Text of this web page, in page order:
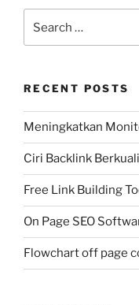
RECENT POSTS
Meningkatkan
Ciri Backlink
Free Link Building
On Page SEO
Flowchart off page